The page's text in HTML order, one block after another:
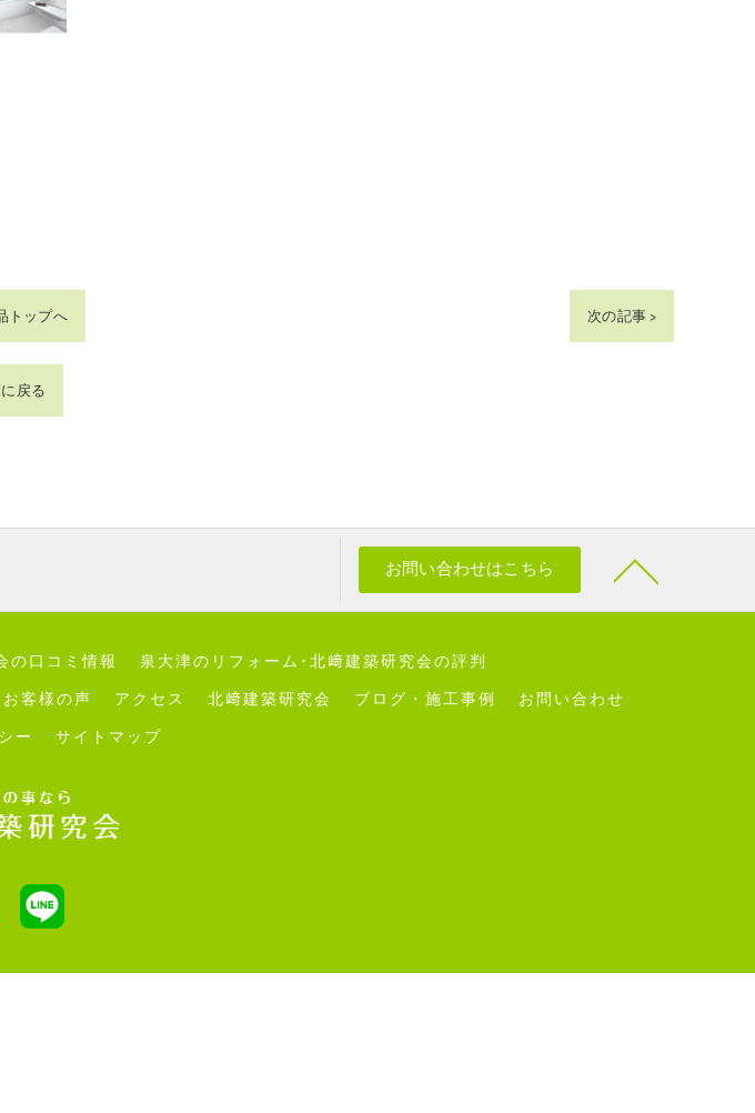
トップへ 次の記事 >
戻る
お問い合わせはこちら
の口コミ情報
泉大津のリフォーム･北﨑建築研究会の評判
お客様の声 アクセス 北﨑建築研究会 ブログ・施工事例
お問い合わせ
ー
サイトマップ